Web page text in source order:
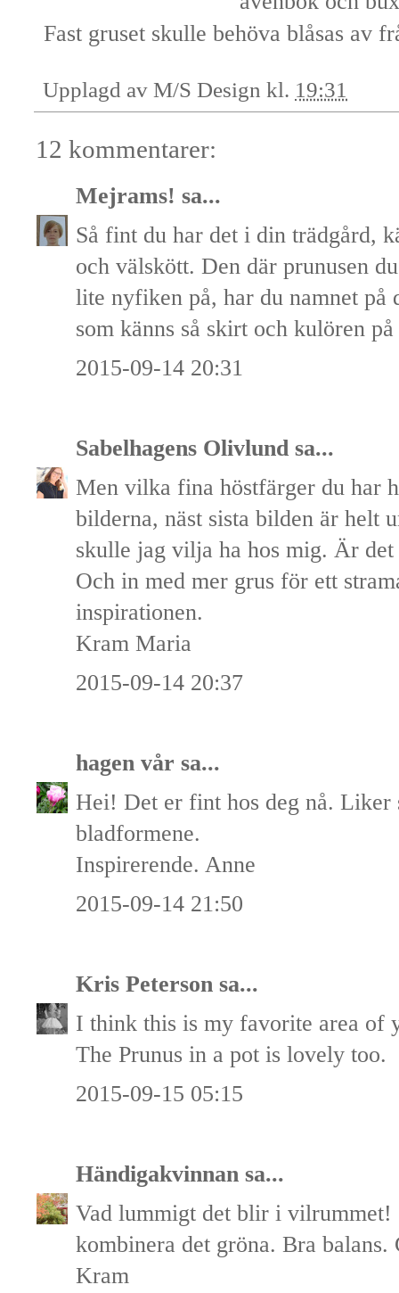
Fast gruset skulle behöva blåsas av
Upplagd av M/S Design kl. 19:31
12 kommentarer:
Mejrams! sa...
Så fint du har det i din trädgård,
och välskött. Den där prunusen
lite nyfiken på, har du namnet på
som känns så skirt och kulören
2015-09-14 20:31
Sabelhagens Olivlund sa...
Men vilka fina höstfärger du har
bilderna, näst sista bilden är helt
skulle jag vilja ha hos mig. Är det
Och in med mer grus för ett
inspirationen.
Kram Maria
2015-09-14 20:37
hagen vår sa...
Hei! Det er fint hos deg nå. Liker
bladformene.
Inspirerende. Anne
2015-09-14 21:50
Kris Peterson sa...
I think this is my favorite area of
The Prunus in a pot is lovely too.
2015-09-15 05:15
Händigakvinnan sa...
Vad lummigt det blir i vilrummet!
kombinera det gröna. Bra
Kram